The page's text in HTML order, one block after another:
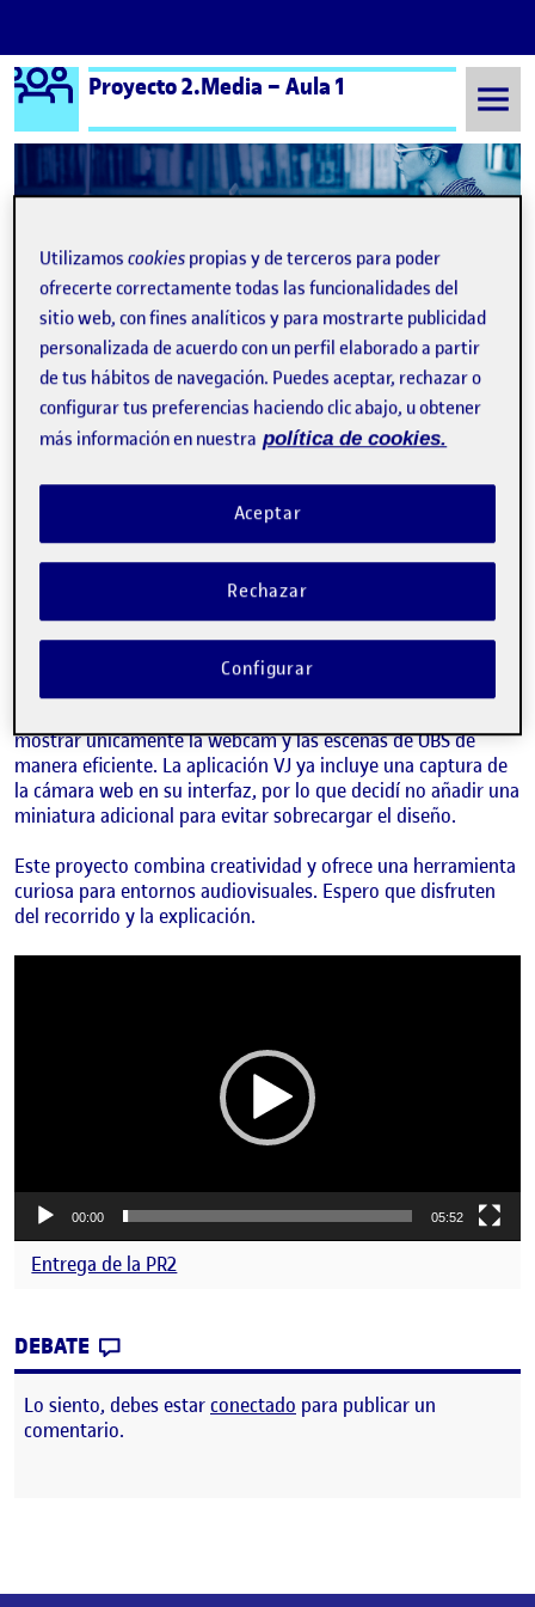
Saltar al contenido
Logo Ágora
Proyecto 2.Media – Aula 1
Navegación de entradas
Anterior: PR2. Transmisión de audio y vídeo.Siguiente
Publicado porProyectos2: Tutorial
Publicado por
Jordi Targa Torrens
Visibilidad:
Pública -Fecha de publicación
4 Ene 2025 -comentarioen Proyectos2: Tutorial aplicación VJ
En este video, presento un breve tutorial de cinco minutos
sobre mi aplicación VJ, desarrollada como parte de una
práctica para [nombre de la asignatura]. Durante el tutorial,
exploro las funcionalidades clave de la aplicación y explico
cómo aprovecharla al máximo. Además, inicio con una breve
introducción que detalla el contexto del proyecto,
incluyendo el nombre de la asignatura y mi participación.
mostrar únicamente la webcam y las escenas de OBS de
manera eficiente. La aplicación VJ ya incluye una captura de
la cámara web en su interfaz, por lo que decidí no añadir una
miniatura adicional para evitar sobrecargar el diseño.
Este proyecto combina creatividad y ofrece una herramienta
curiosa para entornos audiovisuales. Espero que disfruten
del recorrido y la explicación.
00:00 05:52
Entrega de la PR2
DEBATE
Lo siento, debes estarconectado para publicar un
comentario.
Utilizamoscookies propias y de terceros para poder
ofrecerte correctamente todas las funcionalidades del
sitio web, con fines analíticos y para mostrarte publicidad
personalizada de acuerdo con un perfil elaborado a partir
de tus hábitos de navegación. Puedes aceptar, rechazar o
configurar tus preferencias haciendo clic abajo, u obtener
más información en nuestra política de cookies.
Rechazar
Aceptar
Configurar